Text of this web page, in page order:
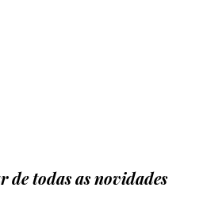
de todas as novidades